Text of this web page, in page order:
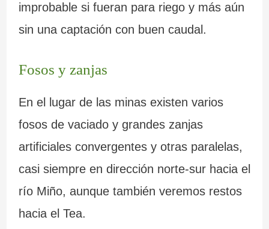
improbable si fueran para riego y más aún
sin una captación con buen caudal.
Fosos y zanjas
En el lugar de las minas existen varios
fosos de vaciado y grandes zanjas
artificiales convergentes y otras paralelas,
casi siempre en dirección norte-sur hacia el
río Miño, aunque también veremos restos
hacia el Tea.